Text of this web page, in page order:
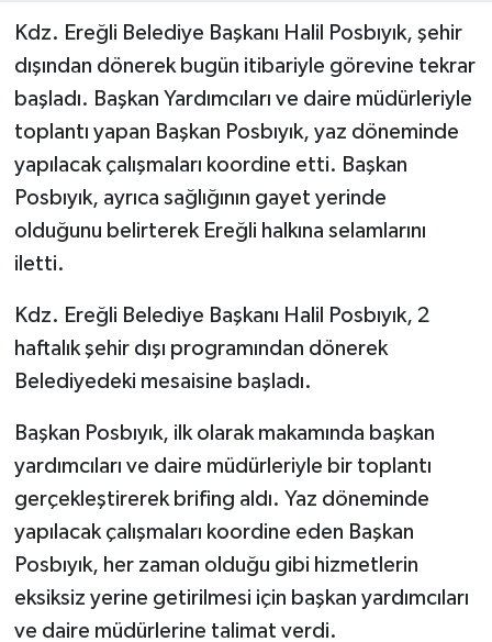
Kdz. Ereğli Belediye Başkanı Halil Posbıyık, şehir
dışından dönerek bugün itibariyle görevine tekrar
başladı. Başkan Yardımcıları ve daire müdürleriyle
toplantı yapan Başkan Posbıyık, yaz döneminde
yapılacak çalışmaları koordine etti. Başkan
Posbıyık, ayrıca sağlığının gayet yerinde
olduğunu belirterek Ereğli halkına selamlarını
iletti.
Kdz. Ereğli Belediye Başkanı Halil Posbıyık, 2
haftalık şehir dışı programından dönerek
Belediyedeki mesaisine başladı.
Başkan Posbıyık, ilk olarak makamında başkan
yardımcıları ve daire müdürleriyle bir toplantı
gerçekleştirerek brifing aldı. Yaz döneminde
yapılacak çalışmaları koordine eden Başkan
Posbıyık, her zaman olduğu gibi hizmetlerin
eksiksiz yerine getirilmesi için başkan yardımcıları
ve daire müdürlerine talimat verdi.